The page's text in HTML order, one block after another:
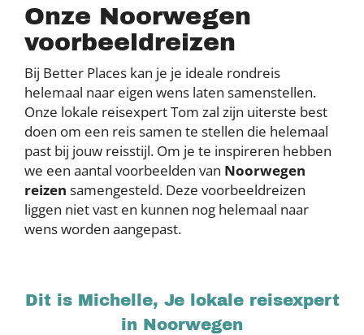
Onze Noorwegen
voorbeeldreizen
Bij Better Places kan je je ideale rondreis
helemaal naar eigen wens laten samenstellen.
Onze lokale reisexpert Tom zal zijn uiterste best
doen om een reis samen te stellen die helemaal
past bij jouw reisstijl. Om je te inspireren hebben
we een aantal voorbeelden van Noorwegen
reizen samengesteld. Deze voorbeeldreizen
liggen niet vast en kunnen nog helemaal naar
wens worden aangepast.
Dit is Michelle, Je lokale reisexpert
in Noorwegen